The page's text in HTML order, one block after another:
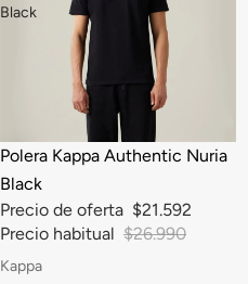
Black
-20%
Polera Kappa Authentic Nuria
Black
Precio de oferta $21.592
Precio habitual $26.990
Kappa